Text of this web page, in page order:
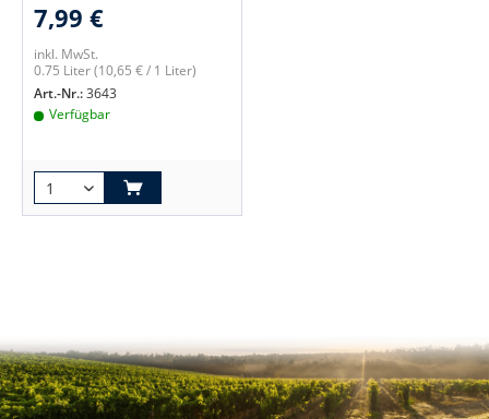
7,99 €
inkl. MwSt.
0.75 Liter(10,65 € / 1 Liter)
Art.-Nr.:3643
Verfügbar